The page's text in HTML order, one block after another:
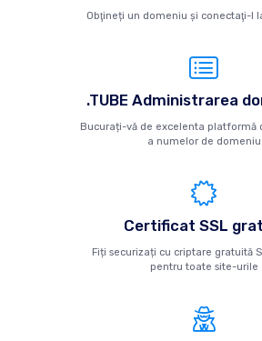
Obţineți un domeniu şi conectaţi-l
.TUBE Administrarea
Bucurați-vă de excelenta platformă
a numelor de domeniu
Certificat SSL
Fiți securizați cu criptare gratuită
pentru toate site-urile